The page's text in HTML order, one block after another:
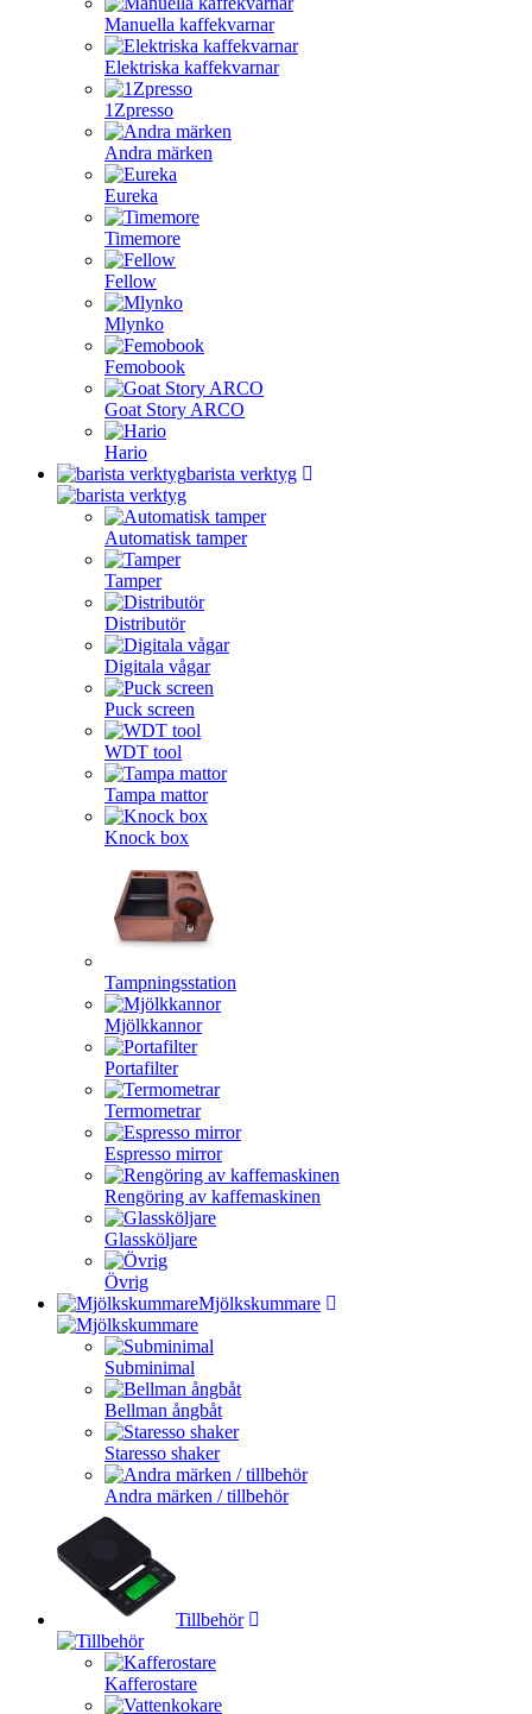
Manuella kaffekvarnar
Elektriska kaffekvarnar
1Zpresso
Andra märken
Eureka
Timemore
Fellow
Mlynko
Femobook
Goat Story ARCO
Hario
barista verktyg
Automatisk tamper
Tamper
Distributör
Digitala vågar
Puck screen
WDT tool
Tampa mattor
Knock box
Tampningsstation
Mjölkkannor
Portafilter
Termometrar
Espresso mirror
Rengöring av kaffemaskinen
Glassköljare
Övrig
Mjölkskummare
Subminimal
Bellman ångbåt
Staresso shaker
Andra märken / tillbehör
Tillbehör
Kafferostare